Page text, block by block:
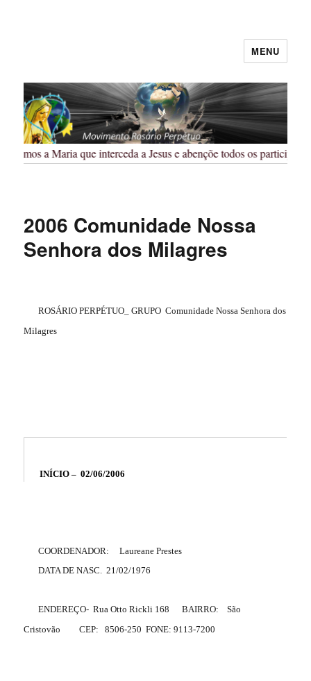
Rosário Perpétuo – Guarapuava/PR
MENU
Pedimos a Maria que interceda a Jesus e abençõe todos os
2006 Comunidade Nossa
Senhora dos Milagres
ROSÁRIO PERPÉTUO_ GRUPO Comunidade Nossa Senhora dos
Milagres
INÍCIO – 02/06/2006
COORDENADOR:
Laureane Prestes
DATA DE NASC. 21/02/1976
ENDEREÇO- Rua Otto Rickli 168 BAIRRO:
São
Cristovão
CEP: 8506-250 FONE: 9113-7200